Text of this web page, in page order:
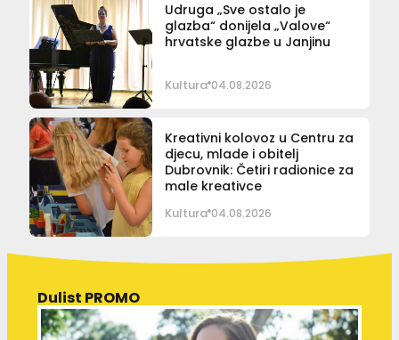
Udruga „Sve ostalo je
glazba“ donijela „Valove“
hrvatske glazbe u Janjinu
Kultura 04.08.2026
Kreativni kolovoz u Centru za
djecu, mlade i obitelj
Dubrovnik: Četiri radionice za
male kreativce
Kultura 04.08.2026
Dulist PROMO